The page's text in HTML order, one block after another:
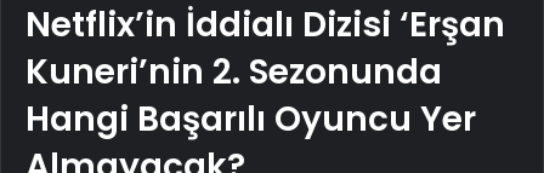
Netflix’in İddialı Dizisi ‘Erşan
Kuneri’nin 2. Sezonunda
Hangi Başarılı Oyuncu Yer